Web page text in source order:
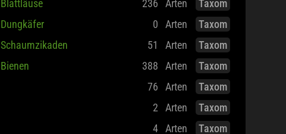
Blattläuse 236 Arten
Taxom
Dungkäfer 0 Arten
Taxom
Schaumzikaden 51 Arten
Taxom
Bienen 388 Arten
Taxom
76 Arten
Taxom
2 Arten
Taxom
4 Arten
Taxom